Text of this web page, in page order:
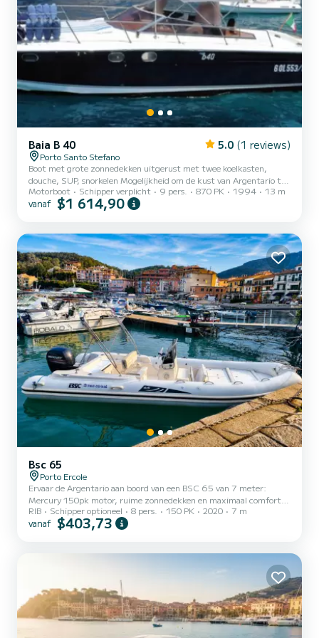
Baia B 40 5.0 (1 reviews)
Porto Santo Stefano
Boot met grote zonnedekken uitgerust met twee koelkasten,
douche, SUP, snorkelen Mogelijkheid om de kust van Argentario te
bezoeken of naar de Giglio- of Giannutri-eilanden te gaan, aan
boord te eten of in een van de vele restaurants.
Motorboot Schipper verplicht 9 pers. 870 PK 1994 13 m
vanaf $1 614,90
Bsc 65
Porto Ercole
Ervaar de Argentario aan boord van een BSC 65 van 7 meter:
Mercury 150pk motor, ruime zonnedekken en maximaal comfort
voor 8 personen. Vertrek vanuit Porto Ercole GR. Verken de meest
exclusieve baaien van de Monte Argentario met maximale ruimte
de BSC 65 voor jouw dag op de Argentario? De BSC 65 (tota...
RIB Schipper optioneel 8 pers. 150 PK 2020 7 m
vanaf $403,73